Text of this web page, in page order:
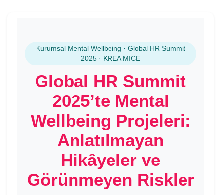
Kurumsal Mental Wellbeing · Global HR Summit
2025 · KREA MICE
Global HR Summit
2025’te Mental
Wellbeing Projeleri:
Anlatılmayan
Hikâyeler ve
Görünmeyen Riskler